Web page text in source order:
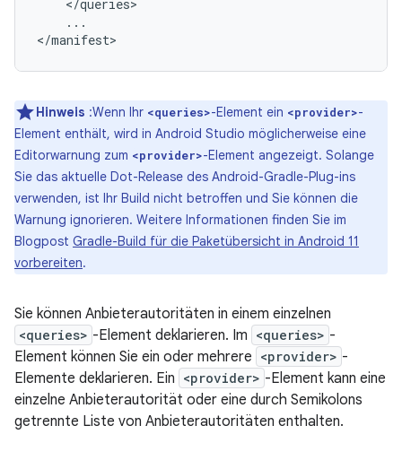
...
</manifest>
Hinweis :Wenn Ihr <queries>-Element ein <provider>-
Element enthält, wird in Android Studio möglicherweise eine
Editorwarnung zum <provider>-Element angezeigt. Solange
Sie das aktuelle Dot-Release des Android-Gradle-Plug-ins
verwenden, ist Ihr Build nicht betroffen und Sie können die
Warnung ignorieren. Weitere Informationen finden Sie im
Blogpost Gradle-Build für die Paketübersicht in Android 11
vorbereiten.
Sie können Anbieterautoritäten in einem einzelnen
<queries> -Element deklarieren. Im <queries> -
Element können Sie ein oder mehrere <provider> -
Elemente deklarieren. Ein <provider> -Element kann eine
einzelne Anbieterautorität oder eine durch Semikolons
getrennte Liste von Anbieterautoritäten enthalten.